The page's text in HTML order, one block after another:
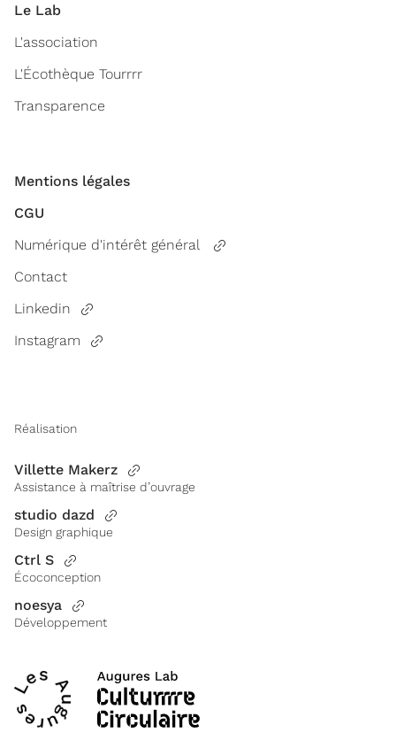
Le Lab
L'association
L'Écothèque Tourrrr
Transparence
Mentions légales
CGU
Numérique d'intérêt général
Contact
Linkedin
Instagram
Réalisation
Villette Makerz
Assistance à maîtrise d’ouvrage
studio dazd
Design graphique
Ctrl S
Écoconception
noesya
Développement